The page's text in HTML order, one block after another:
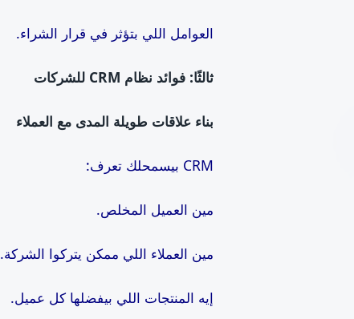
العوامل اللي بتؤثر في قرار الشراء.
ثالثًا: فوائد نظام للشركات
بناء علاقات طويلة المدى مع العملاء
CRM بيسمحلك تعرف:
مين العميل المخلص.
مين العملاء اللي ممكن يتركوا الشركة.
إيه المنتجات اللي بيفضلها كل عميل.